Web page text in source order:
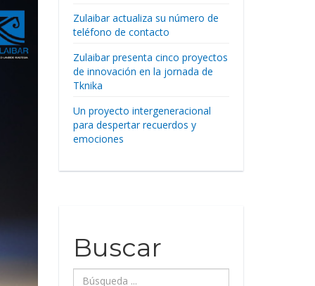
Zulaibar actualiza su número de
teléfono de contacto
Zulaibar presenta cinco proyectos
de innovación en la jornada de
Tknika
Un proyecto intergeneracional
para despertar recuerdos y
emociones
Buscar
Búsqueda